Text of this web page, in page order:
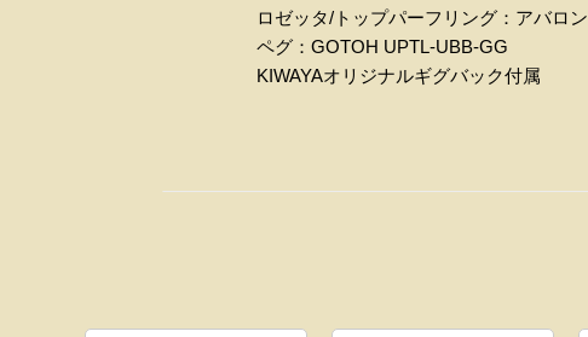
ロゼッタ/トップパーフリング：アバロン
ペグ：GOTOH UPTL-UBB-GG
KIWAYAオリジナルギグバック付属